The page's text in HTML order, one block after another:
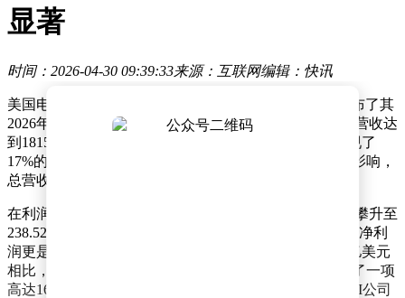
显著
时间：2026-04-30 09:39:33来源：互联网编辑：快讯
美国电商领域领军企业亚马逊（NASDAQ: AMZN）公布了其
2026年第一季度财务业绩。报告显示，该季度亚马逊总营收达
到1815.19亿美元，与去年同期1556.67亿美元相比，实现了
17%的稳健增长。若剔除汇率变动带来的29亿美元有利影响，
总营收同比增长率为15%。
在利润方面，亚马逊同样表现出色。第一季度营业利润攀升至
238.52亿美元，较去年同期的184.05亿美元增长了30%。净利
润更是大幅跃升至302.55亿美元，与去年同期的171.27亿美元
相比，增长率高达77%。值得注意的是，净利润中包含了一项
高达168亿美元的税前收益，这部分收益源于亚马逊对AI公司